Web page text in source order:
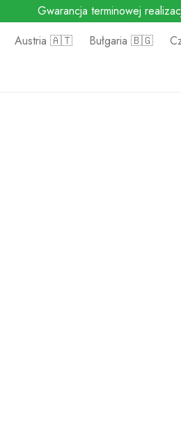
Gwarancja terminowej
Austria 🇦🇹
Bułgaria 🇧🇬